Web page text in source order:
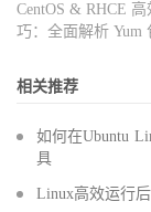
CentOS & RHCE
巧：全面解析 Yum
相关推荐
如何在Ubuntu
具
Linux高效运行